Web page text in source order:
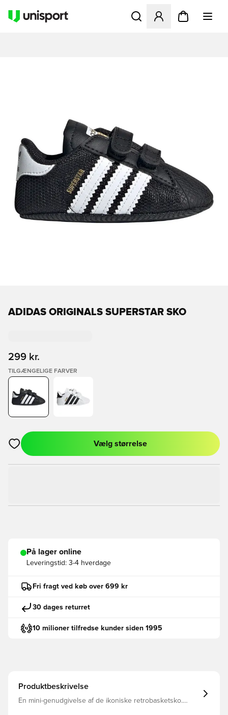
Åbner en Modal til at
ADIDAS ORIGINALS SUPERSTAR SKO
299 kr.
TILGÆNGELIGE FARVER
Åbner en Modal til at logge ind eller tilmelde dig som medlem
Vælg størrelse
På lager online
Leveringstid: 3-4 hverdage
Fri fragt ved køb over 699 kr
30 dages returret
10 milioner tilfredse kunder siden 1995
Produktbeskrivelse
En mini-genudgivelse af de ikoniske retrobasketsko.